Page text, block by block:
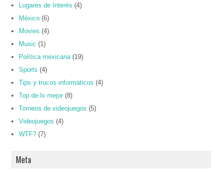
Lugares de Interés (4)
México (6)
Movies (4)
Music (1)
Política mexicana(19)
Sports (4)
Tips y trucos informáticos (4)
Top de lo mejor (8)
Torneos de videojuegos (5)
Videojuegos (4)
WTF? (7)
Meta